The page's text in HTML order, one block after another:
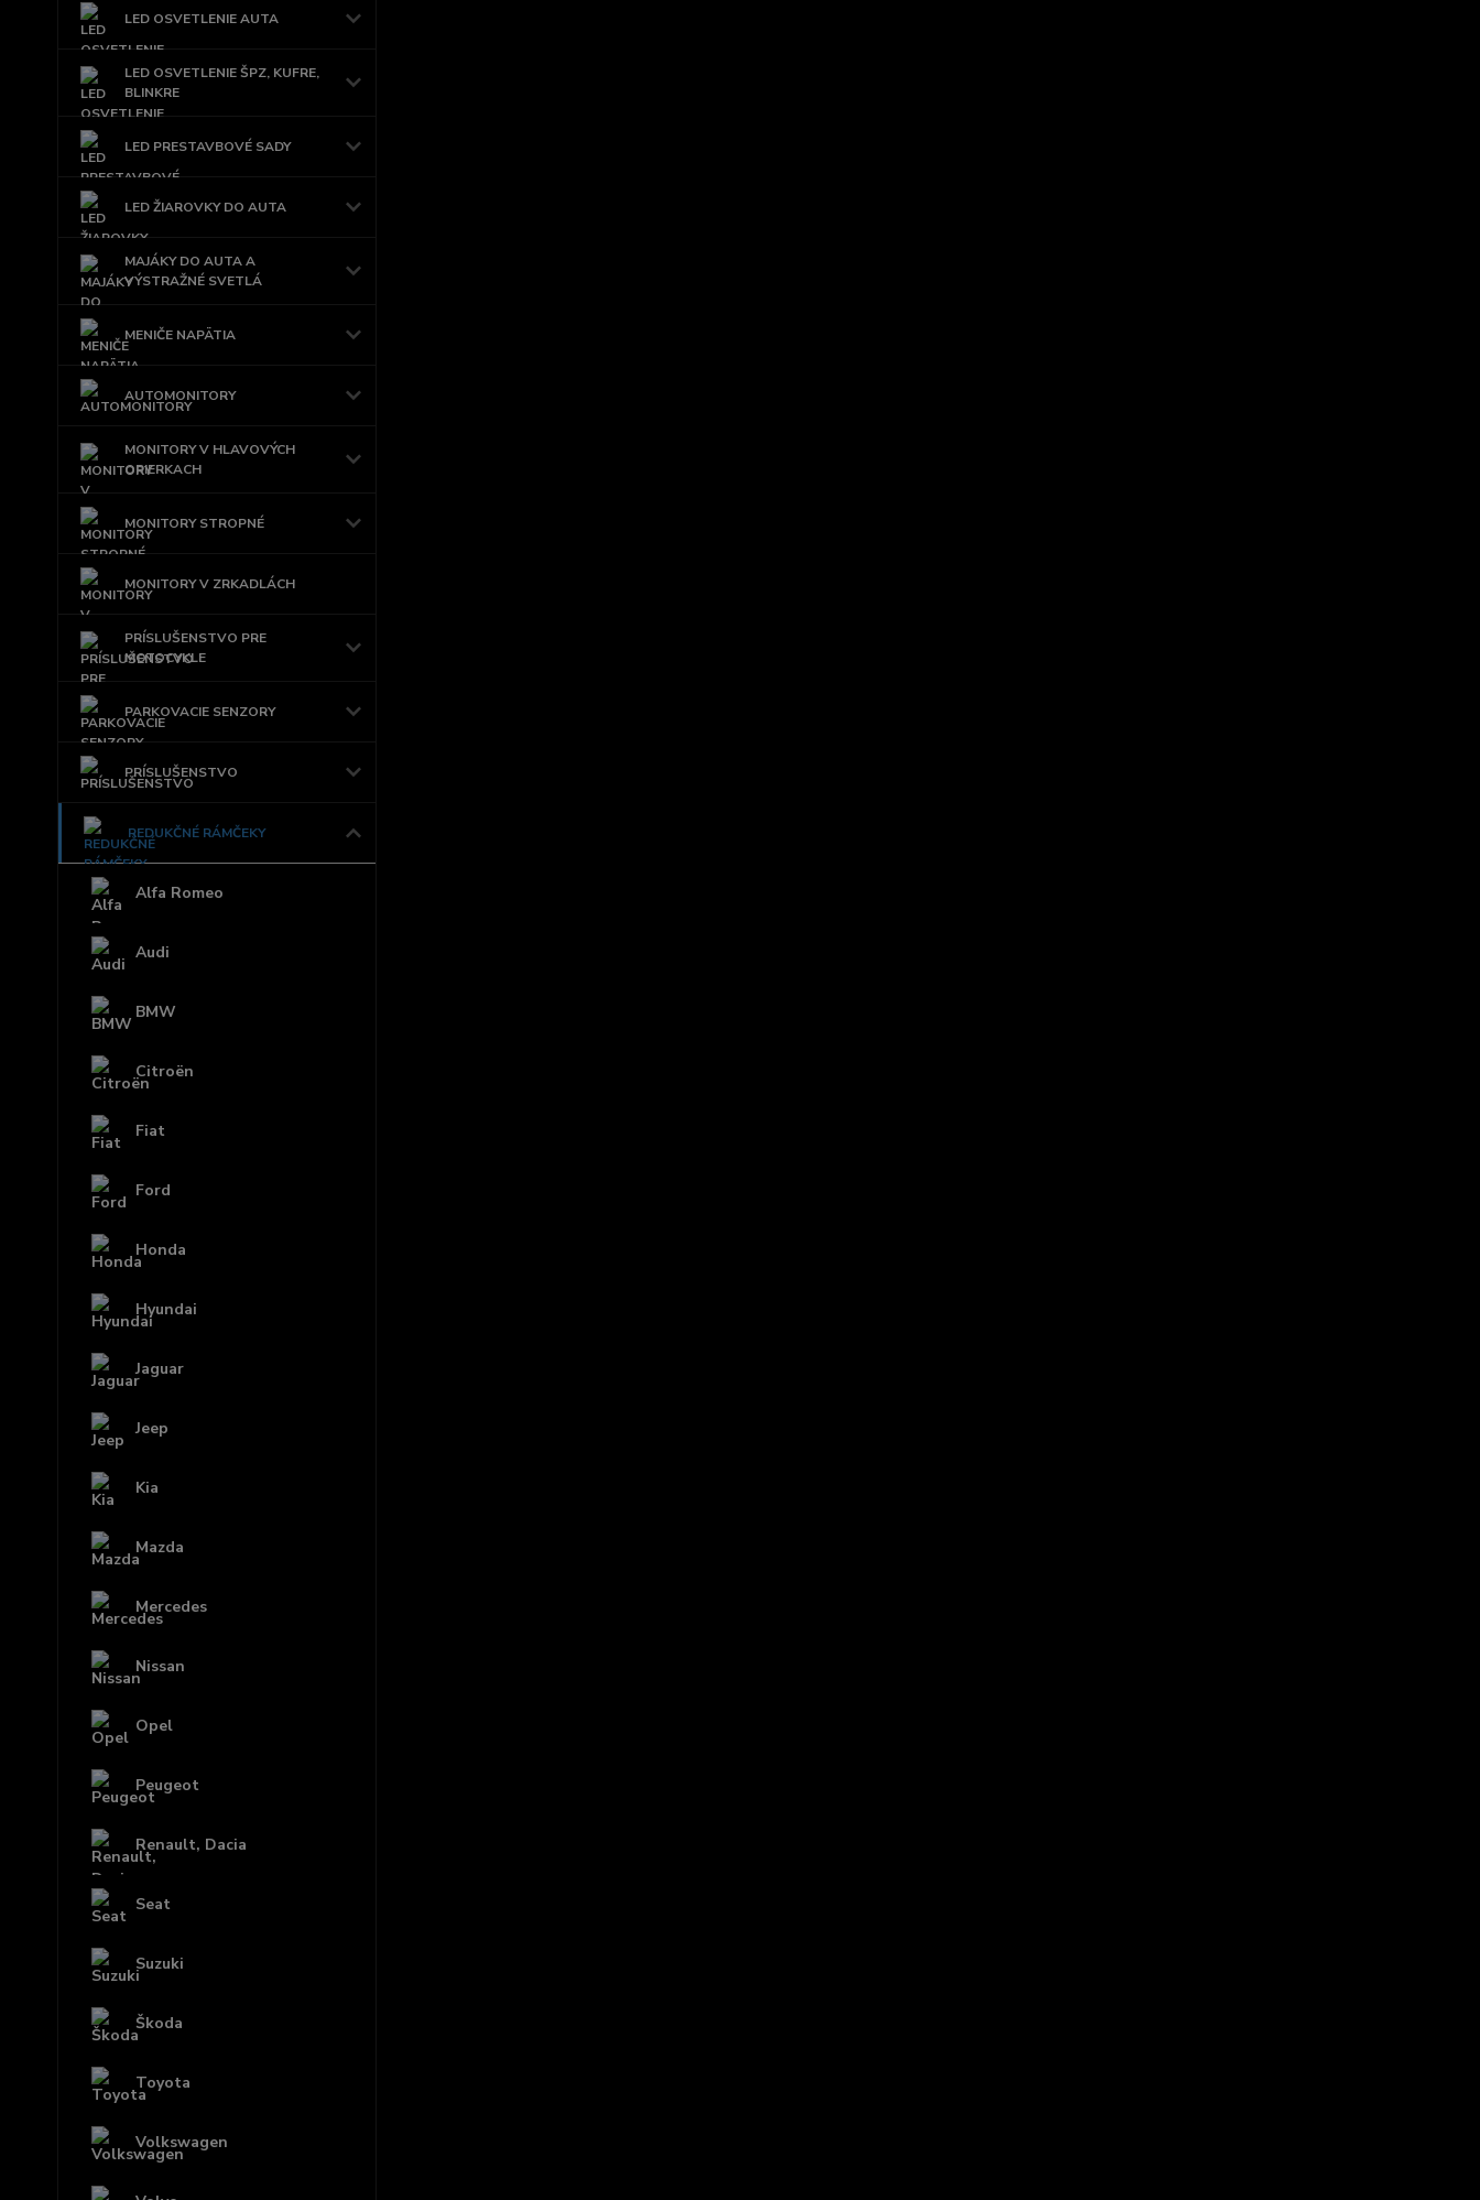
LED OSVETLENIE AUTA
LED OSVETLENIE ŠPZ, KUFRE,
BLINKRE
LED PRESTAVBOVÉ SADY
LED ŽIAROVKY DO AUTA
MAJÁKY DO AUTA A
VÝSTRAŽNÉ SVETLÁ
MENIČE NAPÄTIA
AUTOMONITORY
MONITORY V HLAVOVÝCH
OPIERKACH
MONITORY STROPNÉ
MONITORY V ZRKADLÁCH
PRÍSLUŠENSTVO PRE
MOTOCYKLE
PARKOVACIE SENZORY
PRÍSLUŠENSTVO
REDUKČNÉ RÁMČEKY
Alfa Romeo
Audi
BMW
Citroën
Fiat
Ford
Honda
Hyundai
Jaguar
Jeep
Kia
Mazda
Mercedes
Nissan
Opel
Peugeot
Renault, Dacia
Seat
Suzuki
Škoda
Toyota
Volkswagen